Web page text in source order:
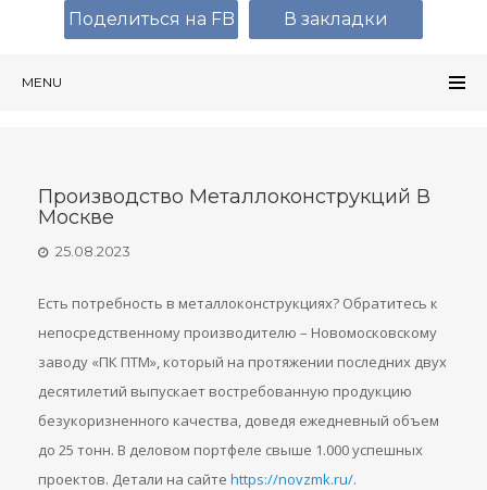
MENU
Производство Металлоконструкций В
Москве
25.08.2023
Есть потребность в металлоконструкциях? Обратитесь к
непосредственному производителю – Новомосковскому
заводу «ПК ПТМ», который на протяжении последних двух
десятилетий выпускает востребованную продукцию
безукоризненного качества, доведя ежедневный объем
до 25 тонн. В деловом портфеле свыше 1.000 успешных
проектов. Детали на сайте https://novzmk.ru/.
Поделиться на FB В закладки